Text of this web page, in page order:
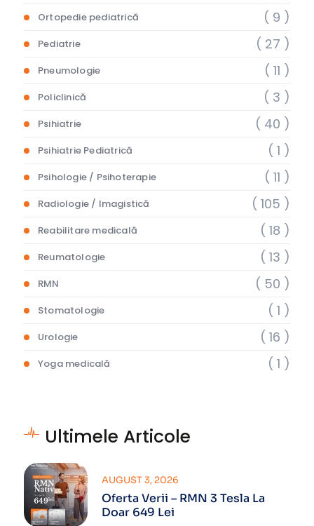
Ortopedie pediatrică ( 9 )
Pediatrie ( 27 )
Pneumologie ( 11 )
Policlinică ( 3 )
Psihiatrie ( 40 )
Psihiatrie Pediatrică ( 1 )
Psihologie / Psihoterapie ( 11 )
Radiologie / Imagistică ( 105 )
Reabilitare medicală ( 18 )
Reumatologie ( 13 )
RMN ( 50 )
Stomatologie ( 1 )
Urologie ( 16 )
Yoga medicală ( 1 )
Ultimele Articole
Oferta Verii – RMN 3 Tesla La
Doar 649 Lei
AUGUST 3, 2026